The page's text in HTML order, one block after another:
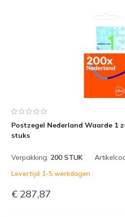
Postzegel Nederland Waarde 1
stuks
Verpakking: 200 STUK
Levertijd 1-5 werkdagen
€ 287,87